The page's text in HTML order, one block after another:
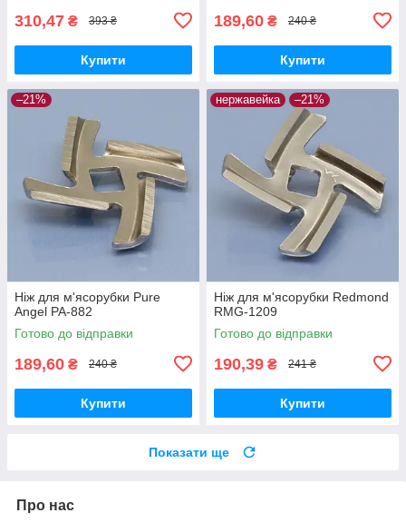
310,47 ₴ 393 ₴
Купити
189,60 ₴ 240 ₴
Купити
–21%
Ніж для м'ясорубки Pure
Angel PA-882
Готово до відправки
189,60 ₴ 240 ₴
Купити
нержавейка –21%
Ніж для м'ясорубки Redmond
RMG-1209
Готово до відправки
190,39 ₴ 241 ₴
Купити
Показати ще
Про нас